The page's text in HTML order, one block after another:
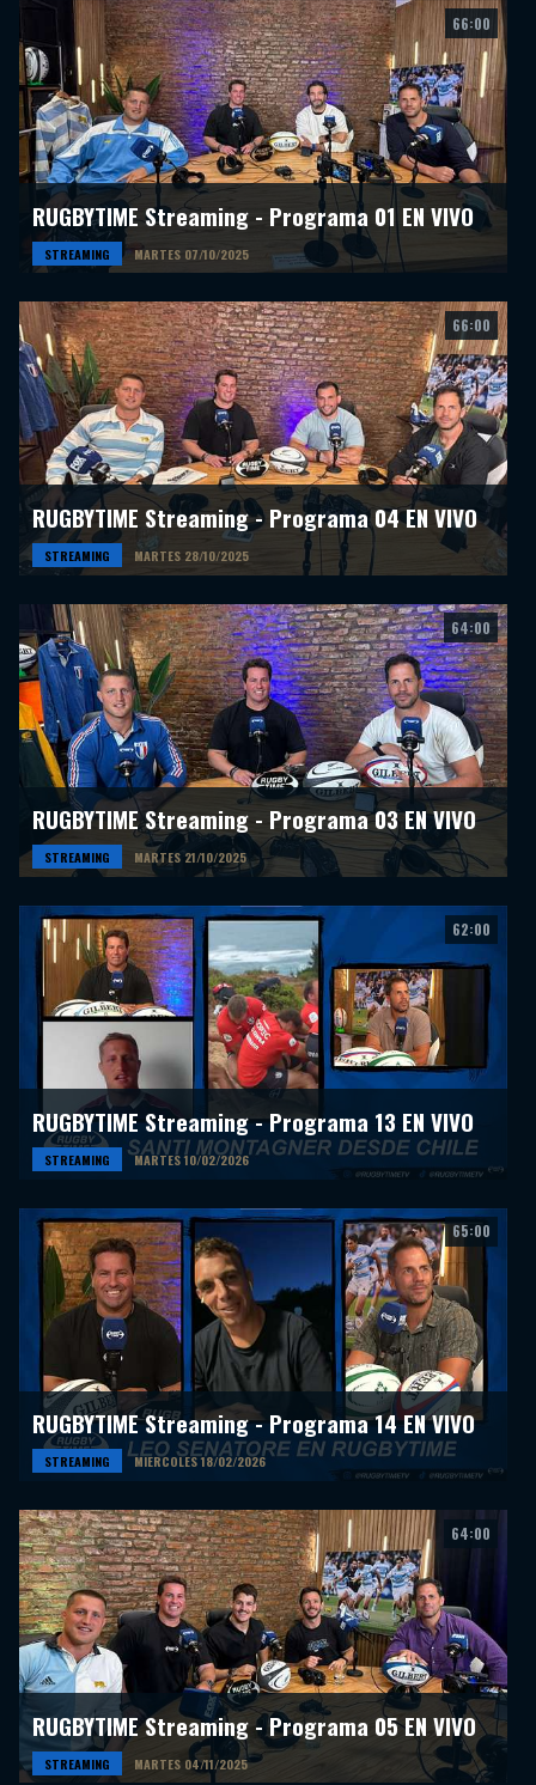
66:00
RUGBYTIME Streaming - Programa 01 EN VIVO
STREAMING MARTES 07/10/2025
66:00
RUGBYTIME Streaming - Programa 04 EN VIVO
STREAMING MARTES 28/10/2025
64:00
RUGBYTIME Streaming - Programa 03 EN VIVO
STREAMING MARTES 21/10/2025
62:00
RUGBYTIME Streaming - Programa 13 EN VIVO
STREAMING MARTES 10/02/2026
65:00
RUGBYTIME Streaming - Programa 14 EN VIVO
STREAMING MIERCOLES 18/02/2026
64:00
RUGBYTIME Streaming - Programa 05 EN VIVO
STREAMING MARTES 04/11/2025